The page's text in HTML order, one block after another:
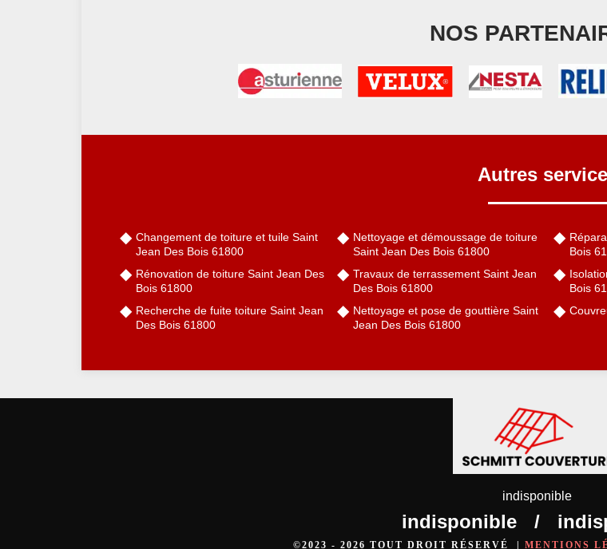
NOS
Autres
Changement de toiture et tuile Saint
Jean Des Bois 61800
Rénovation de toiture Saint Jean Des
Bois 61800
Recherche de fuite toiture Saint Jean
Des Bois 61800
Nettoyage et démoussage de toiture
Saint Jean Des Bois 61800
Travaux de terrassement Saint Jean
Des Bois 61800
Nettoyage et pose de gouttière Saint
Jean Des Bois 61800
Bois
Bois
indisponible
indisponible /
©2023 - 2026 TOUT DROIT RÉSERVÉ | MENTIONS